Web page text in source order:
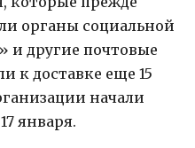
органы социальной
и другие почтовые
к доставке еще 15
начали
января.